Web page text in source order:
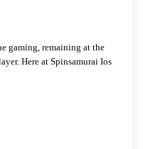
gaming, remaining at the
Here at Spinsamurai Ios